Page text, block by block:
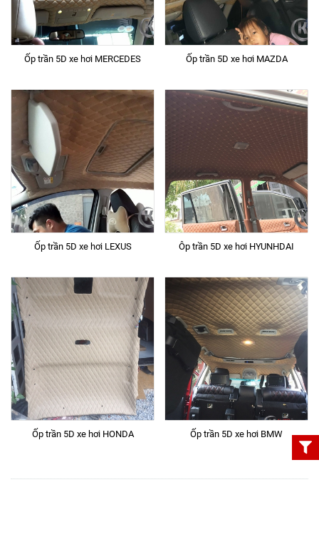
Ốp trần 5D xe hơi MERCEDES Ốp trần 5D xe hơi MAZDA
Ốp trần 5D xe hơi LEXUS Ôp trần 5D xe hơi HYUNHDAI
Ốp trần 5D xe hơi HONDA Ốp trần 5D xe hơi BMW